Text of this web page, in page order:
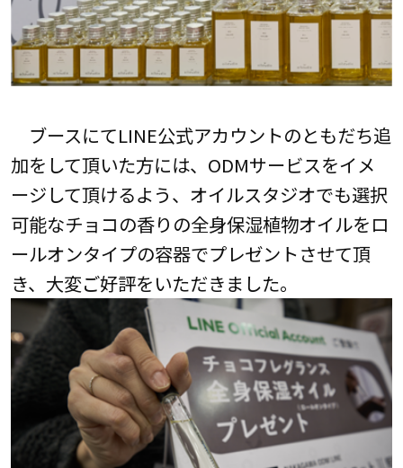
ブースにてLINE公式アカウントのともだち追
加をして頂いた方には、ODMサービスをイメ
ージして頂けるよう、オイルスタジオでも選択
可能なチョコの香りの全身保湿植物オイルをロ
ールオンタイプの容器でプレゼントさせて頂
き、大変ご好評をいただきました。